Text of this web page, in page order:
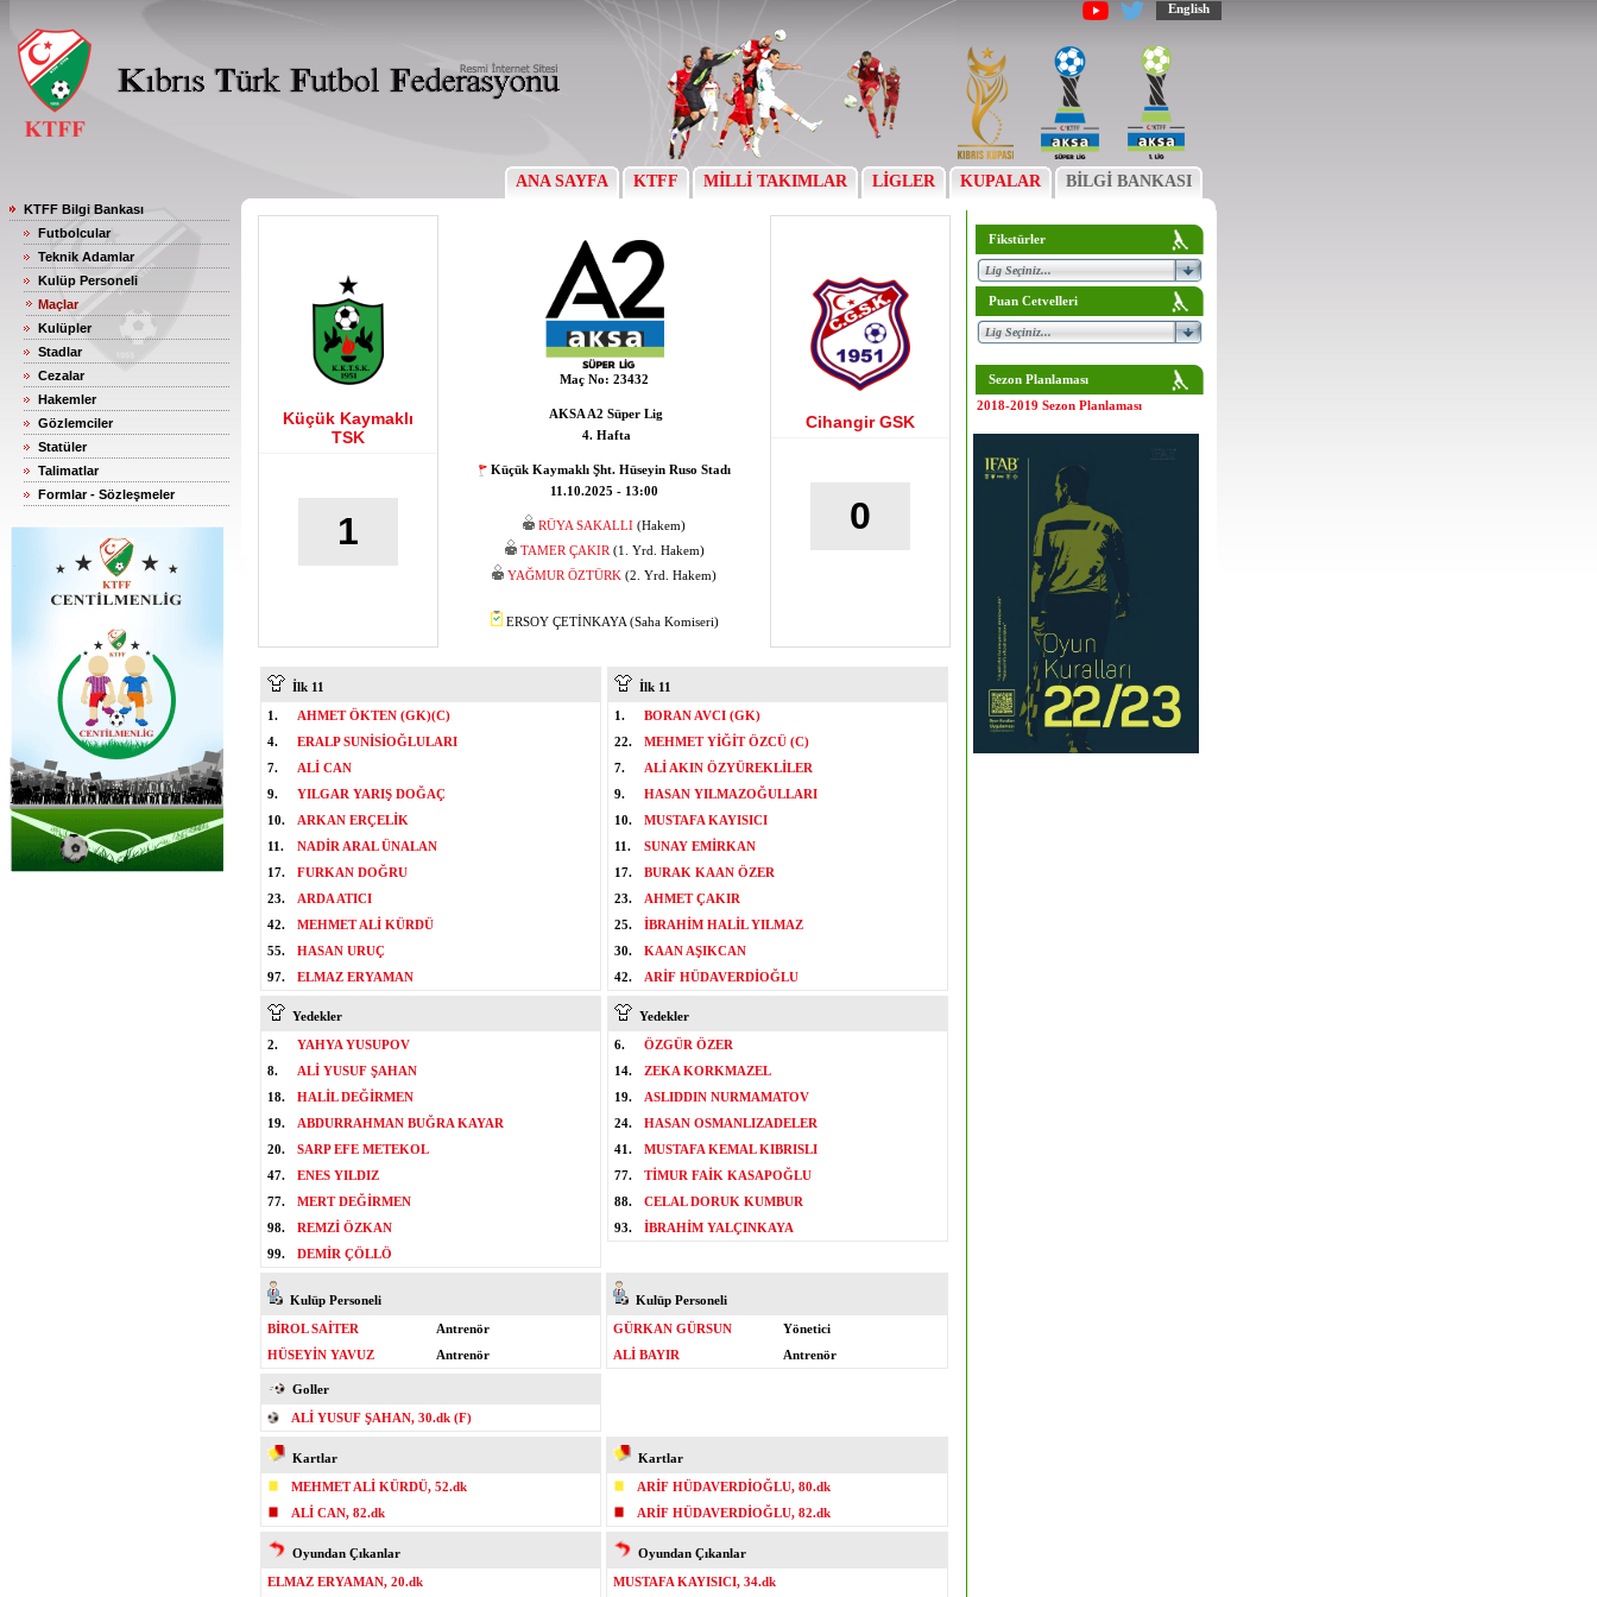
English
ANA SAYFA KTFF MİLLİ TAKIMLAR LİGLER KUPALAR BİLGİ BANKASI
KTFF Bilgi Bankası
Futbolcular
Teknik Adamlar
Kulüp Personeli
Maçlar
Kulüpler
Stadlar
Cezalar
Hakemler
Gözlemciler
Statüler
Talimatlar
Formlar - Sözleşmeler
Küçük Kaymaklı
TSK
1
Maç No: 23432
AKSA A2 Süper Lig
4. Hafta
Küçük Kaymaklı Şht. Hüseyin Ruso Stadı
11.10.2025 - 13:00
RÜYA SAKALLI (Hakem)
TAMER ÇAKIR (1. Yrd. Hakem)
YAĞMUR ÖZTÜRK (2. Yrd. Hakem)
ERSOY ÇETİNKAYA (Saha Komiseri)
Cihangir GSK
0
İlk 11
1.
AHMET ÖKTEN (GK)(C)
4.
ERALP SUNİSİOĞLULARI
7.
ALİ CAN
9.
YILGAR YARIŞ DOĞAÇ
10.
ARKAN ERÇELİK
11.
NADİR ARAL ÜNALAN
17.
FURKAN DOĞRU
23.
ARDA ATICI
42.
MEHMET ALİ KÜRDÜ
55.
HASAN URUÇ
97.
ELMAZ ERYAMAN
İlk 11
1.
BORAN AVCI (GK)
22.
MEHMET YİĞİT ÖZCÜ (C)
7.
ALİ AKIN ÖZYÜREKLİLER
9.
HASAN YILMAZOĞULLARI
10.
MUSTAFA KAYISICI
11.
SUNAY EMİRKAN
17.
BURAK KAAN ÖZER
23.
AHMET ÇAKIR
25.
İBRAHİM HALİL YILMAZ
30.
KAAN AŞIKCAN
42.
ARİF HÜDAVERDİOĞLU
Yedekler
2.
YAHYA YUSUPOV
8.
ALİ YUSUF ŞAHAN
18.
HALİL DEĞİRMEN
19.
ABDURRAHMAN BUĞRA KAYAR
20.
SARP EFE METEKOL
47.
ENES YILDIZ
77.
MERT DEĞİRMEN
98.
REMZİ ÖZKAN
99.
DEMİR ÇÖLLÖ
Yedekler
6.
ÖZGÜR ÖZER
14.
ZEKA KORKMAZEL
19.
ASLIDDIN NURMAMATOV
24.
HASAN OSMANLIZADELER
41.
MUSTAFA KEMAL KIBRISLI
77.
TİMUR FAİK KASAPOĞLU
88.
CELAL DORUK KUMBUR
93.
İBRAHİM YALÇINKAYA
Kulüp Personeli
BİROL SAİTER
Antrenör
HÜSEYİN YAVUZ
Antrenör
Kulüp Personeli
GÜRKAN GÜRSUN
Yönetici
ALİ BAYIR
Antrenör
Goller
ALİ YUSUF ŞAHAN, 30.dk (F)
Kartlar
MEHMET ALİ KÜRDÜ, 52.dk
ALİ CAN, 82.dk
Kartlar
ARİF HÜDAVERDİOĞLU, 80.dk
ARİF HÜDAVERDİOĞLU, 82.dk
Oyundan Çıkanlar
ELMAZ ERYAMAN, 20.dk
Oyundan Çıkanlar
MUSTAFA KAYISICI, 34.dk
Fikstürler
Puan Cetvelleri
Sezon Planlaması
2018-2019 Sezon Planlaması